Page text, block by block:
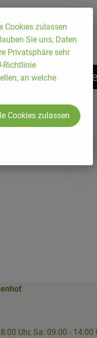
Uhr, Sa: 09:00 - 14:00
Cookies zulassen
Sie uns, Daten
Privatsphäre sehr
Richtlinie
an welche
Cookies zulassen